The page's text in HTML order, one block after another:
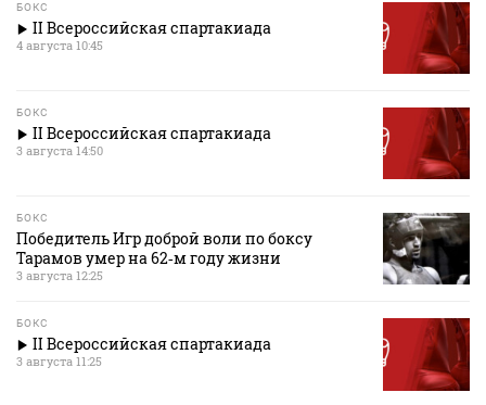
БОКС
II Всероссийская спартакиада
4 августа 10:45
БОКС
II Всероссийская спартакиада
3 августа 14:50
БОКС
Победитель Игр доброй воли по боксу
Тарамов умер на 62‑м году жизни
3 августа 12:25
БОКС
II Всероссийская спартакиада
3 августа 11:25